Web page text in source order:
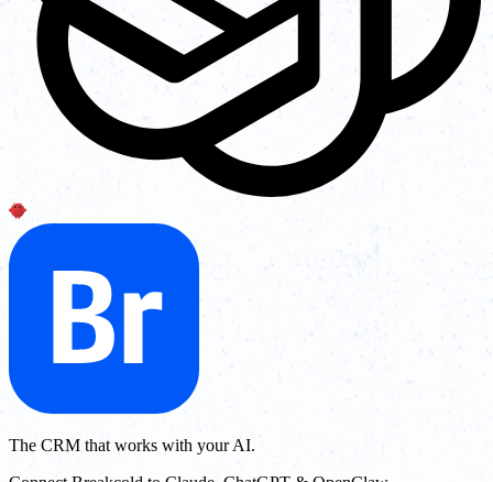
The CRM that works with your AI.